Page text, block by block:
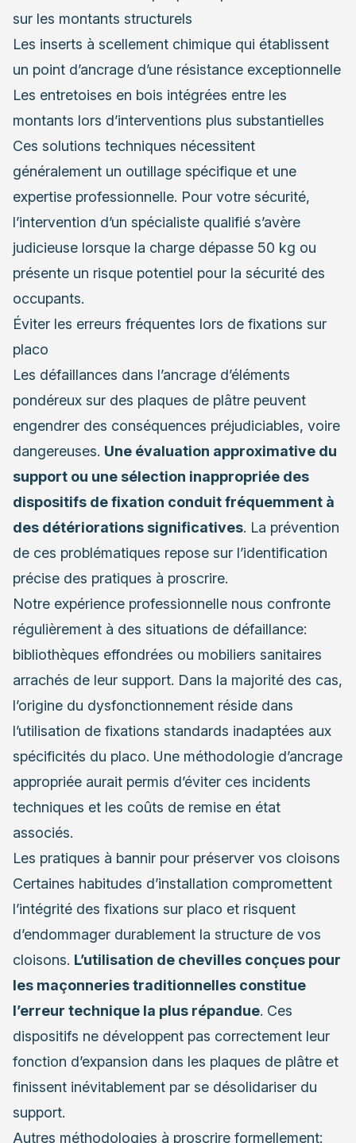
sur les montants structurels
Les inserts à scellement chimique qui établissent
un point d’ancrage d’une résistance exceptionnelle
Les entretoises en bois intégrées entre les
montants lors d’interventions plus substantielles
Ces solutions techniques nécessitent
généralement un outillage spécifique et une
expertise professionnelle. Pour votre sécurité,
l’intervention d’un spécialiste qualifié s’avère
judicieuse lorsque la charge dépasse 50 kg ou
présente un risque potentiel pour la sécurité des
occupants.
Éviter les erreurs fréquentes lors de fixations sur
placo
Les défaillances dans l’ancrage d’éléments
pondéreux sur des plaques de plâtre peuvent
engendrer des conséquences préjudiciables, voire
dangereuses. Une évaluation approximative du
support ou une sélection inappropriée des
dispositifs de fixation conduit fréquemment à
des détériorations significatives. La prévention
de ces problématiques repose sur l’identification
précise des pratiques à proscrire.
Notre expérience professionnelle nous confronte
régulièrement à des situations de défaillance:
bibliothèques effondrées ou mobiliers sanitaires
arrachés de leur support. Dans la majorité des cas,
l’origine du dysfonctionnement réside dans
l’utilisation de fixations standards inadaptées aux
spécificités du placo. Une méthodologie d’ancrage
appropriée aurait permis d’éviter ces incidents
techniques et les coûts de remise en état
associés.
Les pratiques à bannir pour préserver vos cloisons
Certaines habitudes d’installation compromettent
l’intégrité des fixations sur placo et risquent
d’endommager durablement la structure de vos
cloisons. L’utilisation de chevilles conçues pour
les maçonneries traditionnelles constitue
l’erreur technique la plus répandue. Ces
dispositifs ne développent pas correctement leur
fonction d’expansion dans les plaques de plâtre et
finissent inévitablement par se désolidariser du
support.
Autres méthodologies à proscrire formellement: